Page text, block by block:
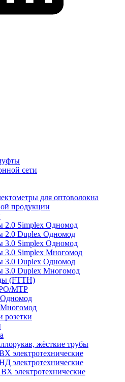
сети
для оптоволокна
продукции
2.0 Simplex Одномод
2.0 Duplex Одномод
3.0 Simplex Одномод
3.0 Simplex Многомод
3.0 Duplex Одномод
3.0 Duplex Многомод
(FTTH)
MTP
розетки
жёсткие трубы
электротехнические
электротехнические
электротехнические